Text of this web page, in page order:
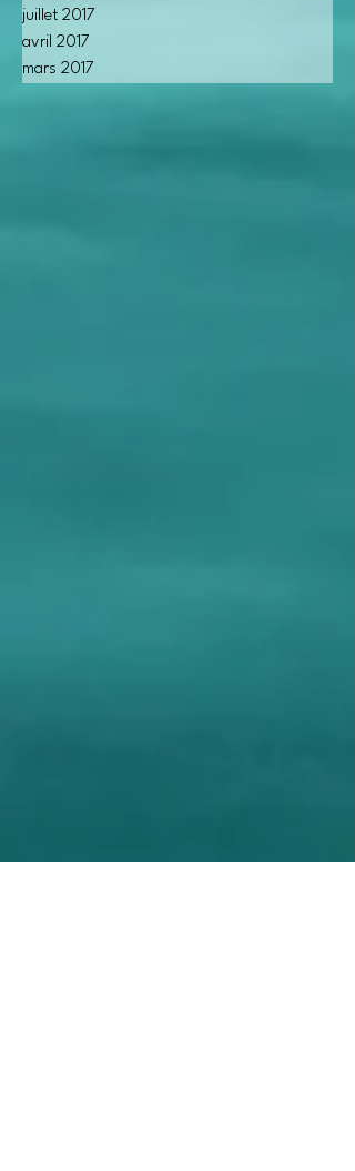
juillet 2017
avril 2017
mars 2017